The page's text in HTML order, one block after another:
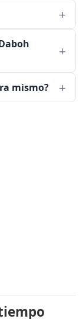
mismo?